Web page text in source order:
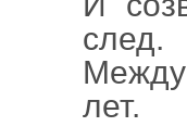
след.
лет.